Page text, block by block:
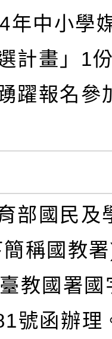
年中小學
計畫」1
躍報名參
部國民及
稱國教
教國署
號函辦理